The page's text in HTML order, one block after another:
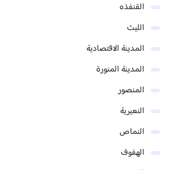
القنفذه
الليث
المدينة الاقتصادية
المدينة المنورة
المنصور
النعيرية
النماص
الهفوف